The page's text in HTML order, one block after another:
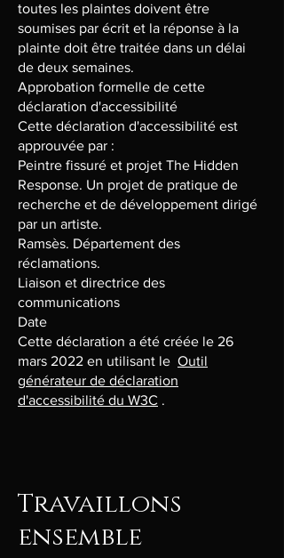
toutes les plaintes doivent être
soumises par écrit et la réponse à la
plainte doit être traitée dans un délai
de deux semaines.
Approbation formelle de cette
déclaration d'accessibilité
Cette déclaration d'accessibilité est
approuvée par :
Peintre fissuré et projet The Hidden
Response. Un projet de pratique de
recherche et de développement dirigé
par un artiste.
Ramsès. Département des
réclamations.
Liaison et directrice des
communications
Date
Cette déclaration a été créée le 26
mars 2022 en utilisant le Outil
générateur de déclaration
d'accessibilité du W3C .
Travaillons
ensemble